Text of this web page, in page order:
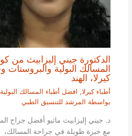
الدكتورة جيني إليزابيث من
المسالك البولية
كيرلا، الهند
أطباء كيرلا, افضل أطباء المسالك البولية في
بواسطة المرشد للتنسيق الطبي
د. جيني إليزابيث ماثيو أفضل جراح
مع خبرة طويلة في جراحة المسالك،